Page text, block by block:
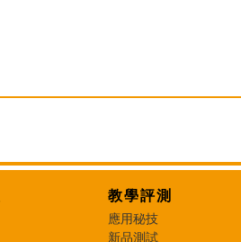
教學評測
應用秘技
新品測試